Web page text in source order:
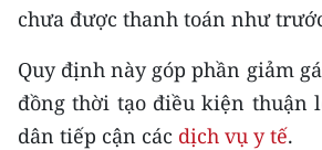
Media Kinh tế
Media Văn hóa
Media Xã hội
chưa được thanh toán như
Quy định này góp phần giảm
đồng thời tạo điều kiện thuận
dân tiếp cận các dịch vụ y tế.